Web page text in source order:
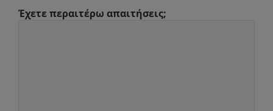
Έχετε περαιτέρω απαιτήσεις;